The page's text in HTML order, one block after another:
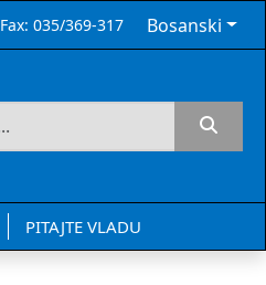
Fax:035/369-317 Bosanski
PITAJTE VLADU